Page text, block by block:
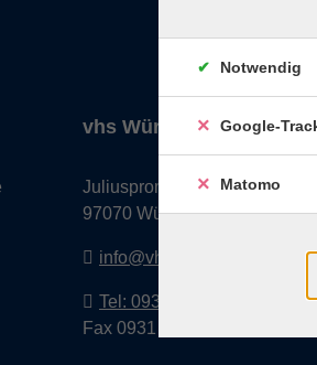
vhs Würzburg &
Juliuspromenade 68
97070 Würzburg
info@vhs-wuerzburg.de
Tel: 0931 35593 0
Fax 0931 35593-20
Notwendig
Google-
Matomo